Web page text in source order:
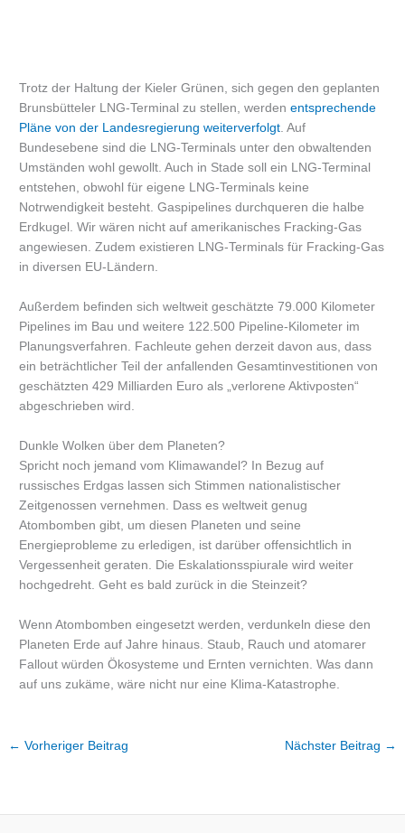
Trotz der Haltung der Kieler Grünen, sich gegen den geplanten
Brunsbütteler LNG-Terminal zu stellen, werdenentsprechende
Pläne von der Landesregierung weiterverfolgt. Auf
Bundesebene sind die LNG-Terminals unter den obwaltenden
Umständen wohl gewollt. Auch in Stade soll ein LNG-Terminal
entstehen, obwohl für eigene LNG-Terminals keine
Notrwendigkeit besteht. Gaspipelines durchqueren die halbe
Erdkugel. Wir wären nicht auf amerikanisches Fracking-Gas
angewiesen. Zudem existieren LNG-Terminals für Fracking-Gas
in diversen EU-Ländern.
Außerdem befinden sich weltweit geschätzte 79.000 Kilometer
Pipelines im Bau und weitere 122.500 Pipeline-Kilometer im
Planungsverfahren. Fachleute gehen derzeit davon aus, dass
ein beträchtlicher Teil der anfallenden Gesamtinvestitionen von
geschätzten 429 Milliarden Euro als „verlorene Aktivposten“
abgeschrieben wird.
Dunkle Wolken über dem Planeten?
Spricht noch jemand vom Klimawandel? In Bezug auf
russisches Erdgas lassen sich Stimmen nationalistischer
Zeitgenossen vernehmen. Dass es weltweit genug
Atombomben gibt, um diesen Planeten und seine
Energieprobleme zu erledigen, ist darüber offensichtlich in
Vergessenheit geraten. Die Eskalationsspiurale wird weiter
hochgedreht. Geht es bald zurück in die Steinzeit?
Wenn Atombomben eingesetzt werden, verdunkeln diese den
Planeten Erde auf Jahre hinaus. Staub, Rauch und atomarer
Fallout würden Ökosysteme und Ernten vernichten. Was dann
auf uns zukäme, wäre nicht nur eine Klima-Katastrophe.
← Vorheriger Beitrag Nächster Beitrag →